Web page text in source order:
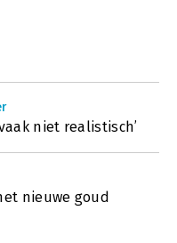
niet realistisch’
nieuwe goud